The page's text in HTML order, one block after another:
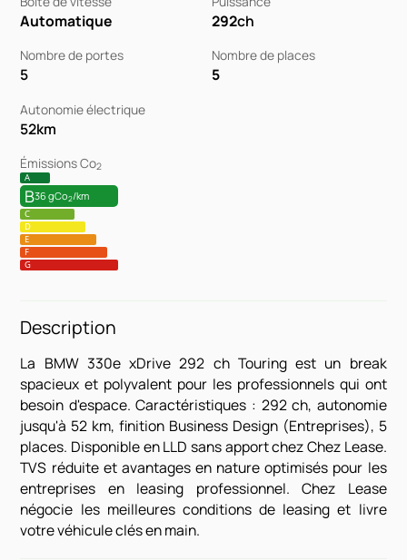
Automatique 292ch
Nombre de portes
5
Nombre de places
5
Autonomie électrique
52km
Émissions Co2
A
B36 gCo2/km
C
D
E
F
G
Description
La BMW 330e xDrive 292 ch Touring est un break
spacieux et polyvalent pour les professionnels qui ont
besoin d'espace. Caractéristiques : 292 ch, autonomie
jusqu'à 52 km, finition Business Design (Entreprises), 5
places. Disponible en LLD sans apport chez Chez Lease.
TVS réduite et avantages en nature optimisés pour les
entreprises en leasing professionnel. Chez Lease
négocie les meilleures conditions de leasing et livre
votre véhicule clés en main.